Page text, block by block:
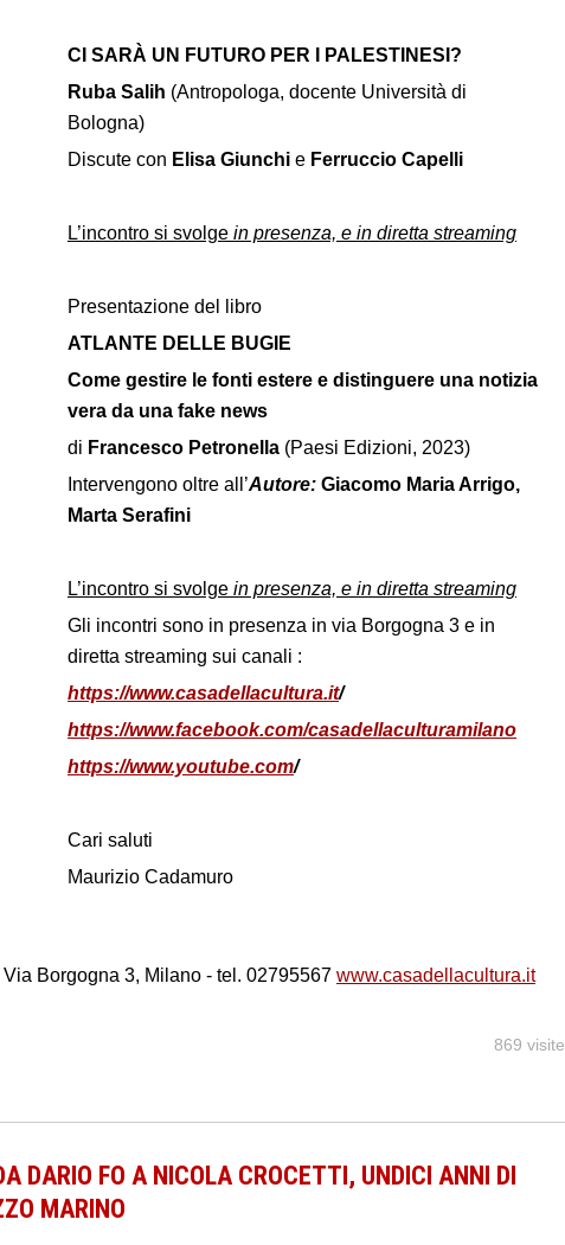
CI SARÀ UN FUTURO PER I PALESTINESI?
Ruba Salih (Antropologa, docente Università di
Bologna)
Discute con Elisa Giunchi e Ferruccio Capelli
L’incontro si svolge in presenza, e in diretta streaming
Presentazione del libro
ATLANTE DELLE BUGIE
Come gestire le fonti estere e distinguere una notizia
vera da una fake news
di Francesco Petronella (Paesi Edizioni, 2023)
Intervengono oltre all’Autore: Giacomo Maria Arrigo,
Marta Serafini
L’incontro si svolge in presenza, e in diretta streaming
Gli incontri sono in presenza in via Borgogna 3 e in
diretta streaming sui canali :
https://www.casadellacultura.it/
https://www.facebook.com/casadellaculturamilano
https://www.youtube.com/
Cari saluti
Maurizio Cadamuro
Borgogna 3, Milano - tel. 02795567 www.casadellacultura.it
869 visite
DARIO FO A NICOLA CROCETTI, UNDICI ANNI DI
MARINO